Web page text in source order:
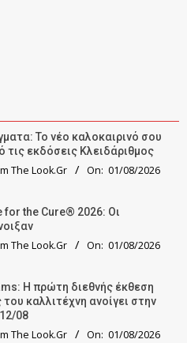
Το νέο καλοκαιρινό σου
τις εκδόσεις Κλειδάριθμος
The Look.Gr On: 01/08/2026
for the Cure® 2026: Οι
The Look.Gr On: 01/08/2026
Η πρώτη διεθνής έκθεση
καλλιτέχνη ανοίγει στην
08
The Look.Gr On: 01/08/2026